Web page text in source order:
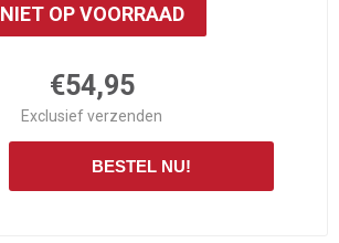
NIET OP VOORRAAD
€54,95
Exclusiefverzenden
BESTEL NU!